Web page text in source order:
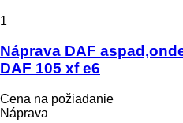
1
Náprava DAF
DAF 105 xf e6
Cena na požiadanie
Náprava